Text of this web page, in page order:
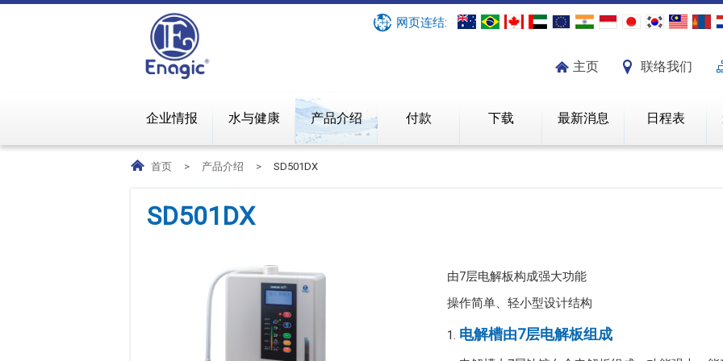
网页连结:
主页 联络我们
企业情报 水与健康 产品介绍 付款 下载 最新消息 日程表
首页 > 产品介绍 > SD501DX
SD501DX
由7层电解板构成强大功能
操作简单、轻小型设计结构
电解槽由7层电解板组成